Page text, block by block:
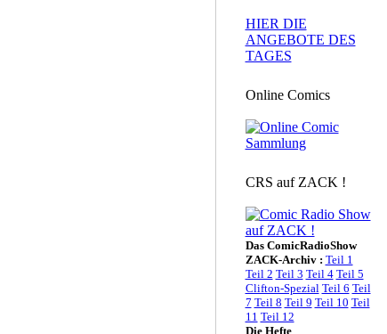
HIER DIE
ANGEBOTE DES
TAGES
Online Comics
CRS auf ZACK !
Das ComicRadioShow
ZACK-Archiv : Teil 1
Teil 2 Teil 3 Teil 4 Teil 5
Clifton-Spezial Teil 6 Teil
7 Teil 8 Teil 9 Teil 10 Teil
11 Teil 12
Die Hefte